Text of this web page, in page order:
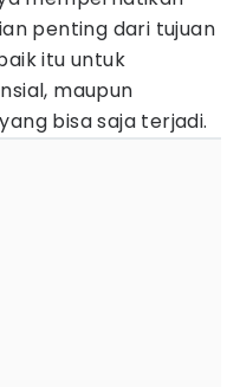
penting dari tujuan
itu untuk
maupun
bisa saja terjadi.